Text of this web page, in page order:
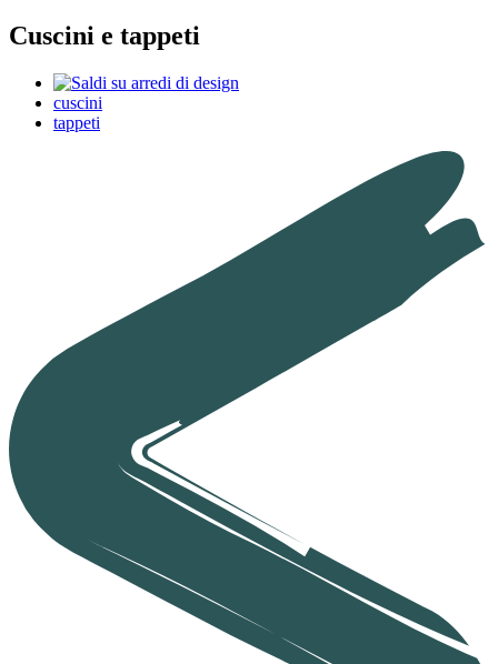
Cuscini e tappeti
cuscini
tappeti